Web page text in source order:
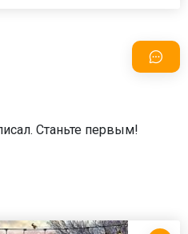
Станьте первым!